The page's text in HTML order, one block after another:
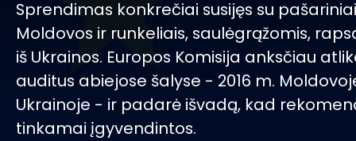
Sprendimas konkrečiai susijęs su
Moldovos ir runkeliais, saulėgrąžomis,
iš Ukrainos. Europos Komisija anksčiau
auditus abiejose šalyse - 2016 m.
Ukrainoje - ir padarė išvadą, kad
tinkamai įgyvendintos.